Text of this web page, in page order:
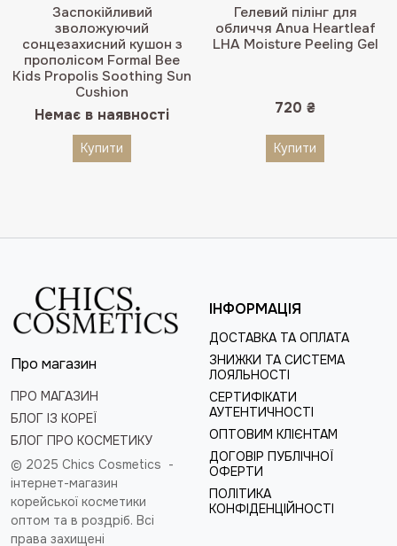
Заспокійливий
зволожуючий
сонцезахисний кушон з
прополісом Formal Bee
Kids Propolis Soothing Sun
Cushion
Немає в наявності
Купити
Гелевий пілінг для
обличчя Anua Heartleaf
LHA Moisture Peeling Gel
Оцінено в
5.00 з 5
720 ₴
Купити
Про магазин
ПРО МАГАЗИН
БЛОГ ІЗ КОРЕЇ
БЛОГ ПРО КОСМЕТИКУ
© 2025 Chics Cosmetics -
інтернет-магазин
корейської косметики
оптом та в роздріб. Всі
права захищені
ІНФОРМАЦІЯ
ДОСТАВКА ТА ОПЛАТА
ЗНИЖКИ ТА СИСТЕМА
ЛОЯЛЬНОСТІ
СЕРТИФІКАТИ
АУТЕНТИЧНОСТІ
ОПТОВИМ КЛІЄНТАМ
ДОГОВІР ПУБЛІЧНОЇ
ОФЕРТИ
ПОЛІТИКА
КОНФІДЕНЦІЙНОСТІ